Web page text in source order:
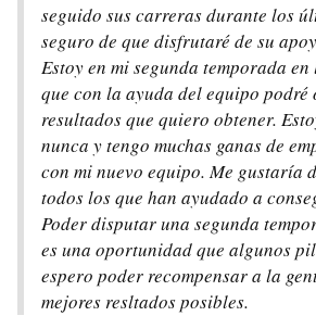
seguido sus carreras durante los
seguro de que disfrutaré de su
Estoy en mi segunda temporada
que con la ayuda del equipo podré
resultados que quiero obtener.
nunca y tengo muchas ganas de
con mi nuevo equipo. Me gustaría
todos los que han ayudado a
Poder disputar una segunda
es una oportunidad que algunos
espero poder recompensar a la
mejores resltados posibles.